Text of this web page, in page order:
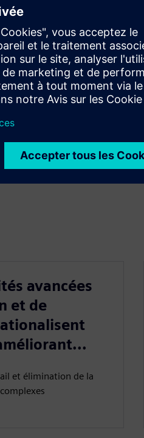
avancées
et de
et élimination de la